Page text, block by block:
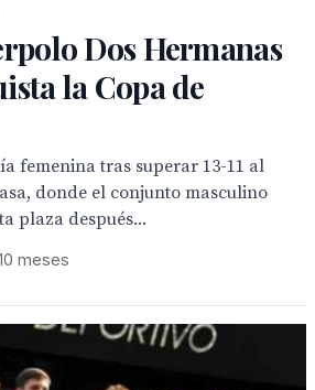
Dos Hermanas
la Copa de
femenina tras superar 13-11 al
donde el conjunto masculino
plaza después...
meses